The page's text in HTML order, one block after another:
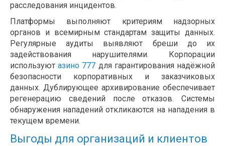
расследования инцидентов.
Платформы выполняют критериям надзорных
органов и всемирным стандартам защиты данных.
Регулярные аудиты выявляют бреши до их
задействования нарушителями. Корпорации
используютазино 777 для гарантирования надёжной
безопасности корпоративных и заказчиковых
данных. Дублирующее архивирование обеспечивает
регенерацию сведений после отказов. Системы
обнаружения нападений откликаются на нападения в
текущем времени.
Выгоды для организаций и клиентов